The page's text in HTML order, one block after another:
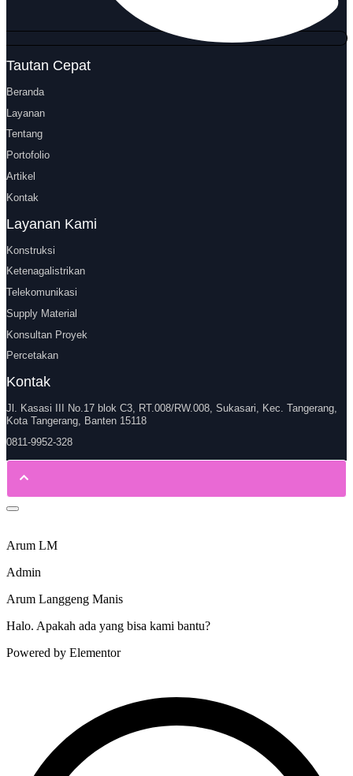
Tautan Cepat
Beranda
Layanan
Tentang
Portofolio
Artikel
Kontak
Layanan Kami
Konstruksi
Ketenagalistrikan
Telekomunikasi
Supply Material
Konsultan Proyek
Percetakan
Kontak
Jl. Kasasi III No.17 blok C3, RT.008/RW.008, Sukasari, Kec. Tangerang,
Kota Tangerang, Banten 15118
0811-9952-328
Arum LM
Admin
Arum Langgeng Manis
Halo. Apakah ada yang bisa kami bantu?
Powered by Elementor